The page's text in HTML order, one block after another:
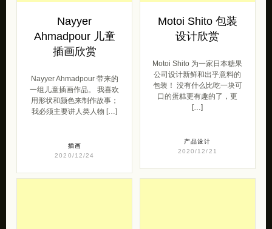
Nayyer
Ahmadpour 儿童
插画欣赏
Nayyer Ahmadpour 带来的
一组儿童插画作品。 我喜欢
用形状和颜色来制作故事；
我必须主要讲人类人物 […]
插画
2020/12/24
Motoi Shito 包装
设计欣赏
Motoi Shito 为一家日本糖果
公司设计新鲜和出乎意料的
包装！ 没有什么比吃一块可
口的蛋糕更有趣的了，更
[…]
产品设计
2020/12/21